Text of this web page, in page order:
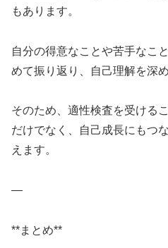
もあります。
自分の得意なことや苦手なこ
めて振り返り、自己理解を深
そのため、適性検査を受ける
だけでなく、自己成長にもつ
えます。
—
**まとめ**